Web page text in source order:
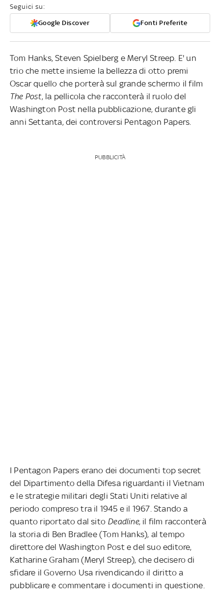
Seguici su:
Google Discover Fonti Preferite
Tom Hanks, Steven Spielberg e Meryl Streep. E' un
trio che mette insieme la bellezza di otto premi
Oscar quello che porterà sul grande schermo il film
The Post, la pellicola che racconterà il ruolo del
Washington Post nella pubblicazione, durante gli
anni Settanta, dei controversi Pentagon Papers.
PUBBLICITÀ
I Pentagon Papers erano dei documenti top secret
del Dipartimento della Difesa riguardanti il Vietnam
e le strategie militari degli Stati Uniti relative al
periodo compreso tra il 1945 e il 1967. Stando a
quanto riportato dal sito Deadline, il film racconterà
la storia di Ben Bradlee (Tom Hanks), al tempo
direttore del Washington Post e del suo editore,
Katharine Graham (Meryl Streep), che decisero di
sfidare il Governo Usa rivendicando il diritto a
pubblicare e commentare i documenti in questione.